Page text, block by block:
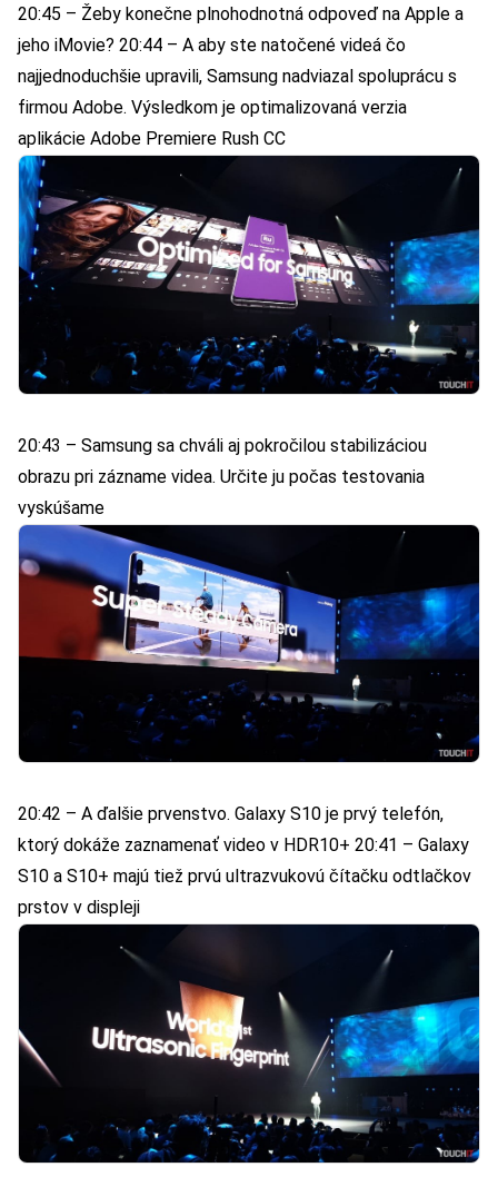
20:45 – Žeby konečne plnohodnotná odpoveď na Apple a
jeho iMovie? 20:44 – A aby ste natočené videá čo
najjednoduchšie upravili, Samsung nadviazal spoluprácu s
firmou Adobe. Výsledkom je optimalizovaná verzia
aplikácie Adobe Premiere Rush CC
20:43 – Samsung sa chváli aj pokročilou stabilizáciou
obrazu pri zázname videa. Určite ju počas testovania
vyskúšame
20:42 – A ďalšie prvenstvo. Galaxy S10 je prvý telefón,
ktorý dokáže zaznamenať video v HDR10+ 20:41 – Galaxy
S10 a S10+ majú tiež prvú ultrazvukovú čítačku odtlačkov
prstov v displeji